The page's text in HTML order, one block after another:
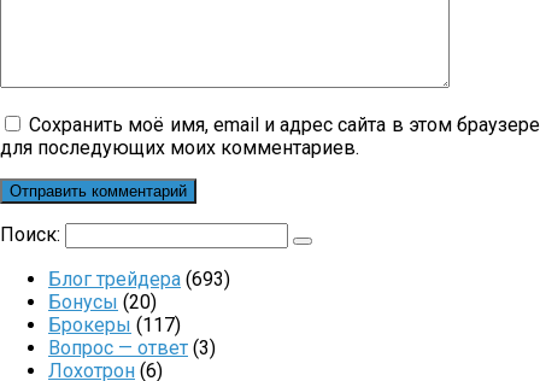
Сохранить моё имя, email и адрес сайта в этом браузере
для последующих моих комментариев.
Поиск:
Блог трейдера (693)
Бонусы (20)
Брокеры (117)
Вопрос — ответ (3)
Лохотрон (6)